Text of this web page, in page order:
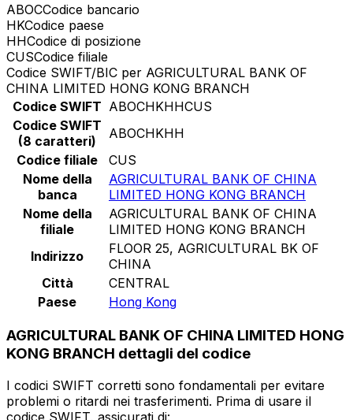
ABOCCodice bancario
HKCodice paese
HHCodice di posizione
CUSCodice filiale
Codice SWIFT/BIC per AGRICULTURAL BANK OF
CHINA LIMITED HONG KONG BRANCH
Codice SWIFT ABOCHKHHCUS
Codice SWIFT
(8 caratteri)
ABOCHKHH
Codice filiale
CUS
Nome della
banca
AGRICULTURAL BANK OF CHINA
LIMITED HONG KONG BRANCH
Nome della
filiale
AGRICULTURAL BANK OF CHINA
LIMITED HONG KONG BRANCH
Indirizzo
FLOOR 25, AGRICULTURAL BK OF
CHINA
Città
CENTRAL
Paese
Hong Kong
AGRICULTURAL BANK OF CHINA LIMITED HONG
KONG BRANCH dettagli del codice
I codici SWIFT corretti sono fondamentali per evitare
problemi o ritardi nei trasferimenti. Prima di usare il